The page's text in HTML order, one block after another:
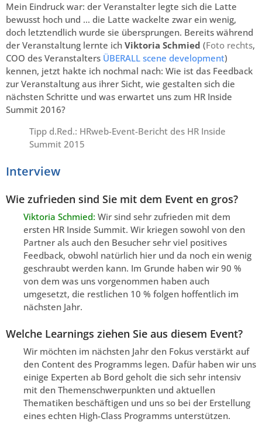
Mein Eindruck war: der Veranstalter legte sich die Latte
bewusst hoch und … die Latte wackelte zwar ein wenig,
doch letztendlich wurde sie übersprungen. Bereits während
der Veranstaltung lernte ich Viktoria Schmied (Foto rechts,
COO des Veranstalters ÜBERALL scene development)
kennen, jetzt hakte ich nochmal nach: Wie ist das Feedback
zur Veranstaltung aus ihrer Sicht, wie gestalten sich die
nächsten Schritte und was erwartet uns zum HR Inside
Summit 2016?
Tipp d.Red.: HRweb-Event-Bericht des HR Inside
Summit 2015
Interview
Wie zufrieden sind Sie mit dem Event en gros?
Viktoria Schmied: Wir sind sehr zufrieden mit dem
ersten HR Inside Summit. Wir kriegen sowohl von den
Partner als auch den Besucher sehr viel positives
Feedback, obwohl natürlich hier und da noch ein wenig
geschraubt werden kann. Im Grunde haben wir 90 %
von dem was uns vorgenommen haben auch
umgesetzt, die restlichen 10 % folgen hoffentlich im
nächsten Jahr.
Welche Learnings ziehen Sie aus diesem Event?
Wir möchten im nächsten Jahr den Fokus verstärkt auf
den Content des Programms legen. Dafür haben wir uns
einige Experten ab Bord geholt die sich sehr intensiv
mit den Themenschwerpunkten und aktuellen
Thematiken beschäftigen und uns so bei der Erstellung
eines echten High-Class Programms unterstützen.